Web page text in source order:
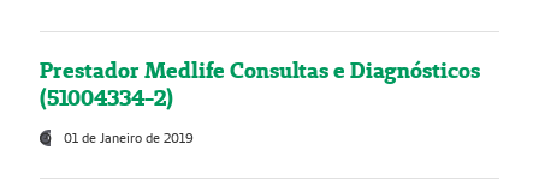
Prestador Medlife Consultas e Diagnósticos
(51004334-2)
01 de Janeiro de 2019